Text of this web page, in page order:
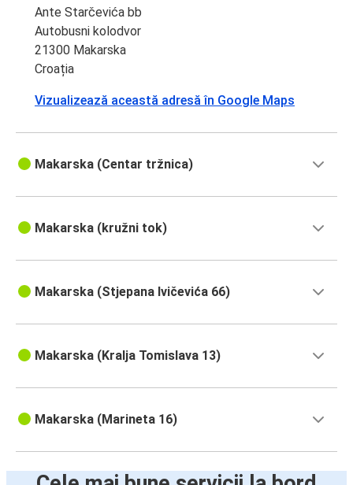
Ante Starčevića bb
Autobusni kolodvor
21300 Makarska
Croația
Vizualizează această adresă în Google Maps
Makarska (Centar tržnica)
Makarska (kružni tok)
Makarska (Stjepana Ivičevića 66)
Makarska (Kralja Tomislava 13)
Makarska (Marineta 16)